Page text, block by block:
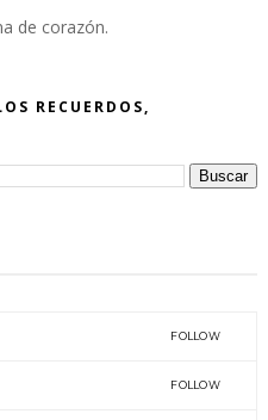
de corazón.
RECUERDOS,
FOLLOW
FOLLOW